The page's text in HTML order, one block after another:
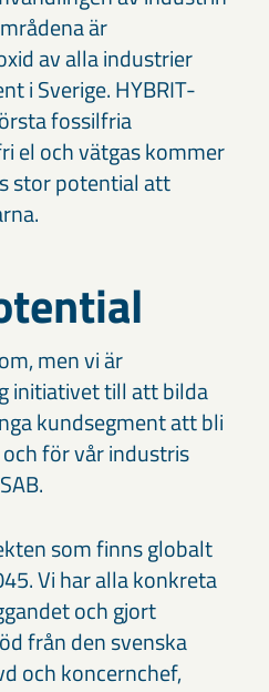
är
av alla industrier
i Sverige. HYBRIT-
fossilfria
el och vätgas kommer
stor potential att
men vi är
initiativet till att bilda
kundsegment att bli
för vår industris
som finns globalt
Vi har alla konkreta
och gjort
från den svenska
och koncernchef,